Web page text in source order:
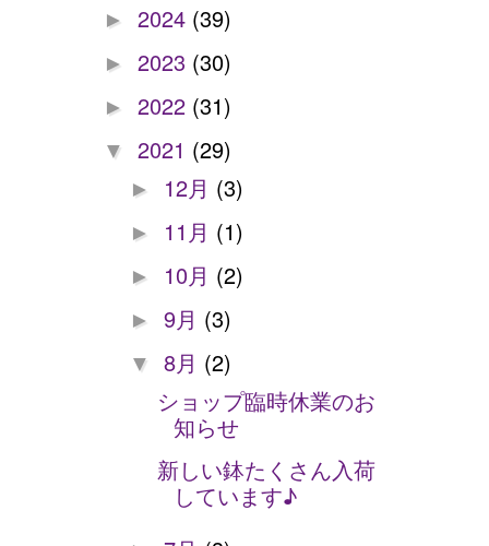
► 2024 (39)
► 2023 (30)
► 2022 (31)
▼ 2021 (29)
► 12月 (3)
► 11月 (1)
► 10月 (2)
► 9月 (3)
▼ 8月 (2)
ショップ臨時休業のお
知らせ
新しい鉢たくさん入荷
しています♪